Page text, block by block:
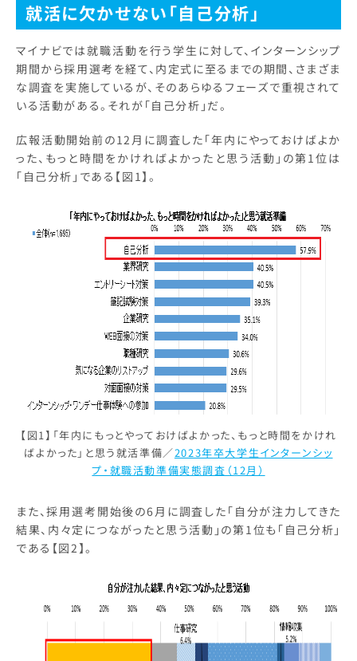
就活に欠かせない「自己分析」
マイナビでは就職活動を行う学生に対して、インターンシップ
期間から採用選考を経て、内定式に至るまでの期間、さまざま
な調査を実施しているが、そのあらゆるフェーズで重視されて
いる活動がある。それが「自己分析」だ。
広報活動開始前の12月に調査した「年内にやっておけばよか
った、もっと時間をかければよかったと思う活動」の第1位は
「自己分析」である【図1】。
【図1】「年内にもっとやっておけばよかった、もっと時間をかけれ
ばよかった」と思う就活準備／2023年卒大学生インターンシッ
プ・就職活動準備実態調査（12月）
また、採用選考開始後の6月に調査した「自分が注力してきた
結果、内々定につながったと思う活動」の第1位も「自己分析」
である【図2】。